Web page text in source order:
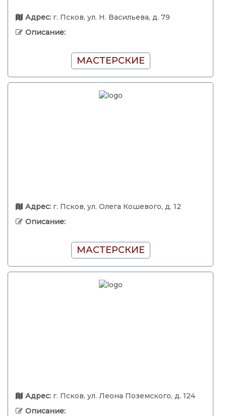
Адрес: г. Псков, ул. Н. Васильева, д. 79
Описание:
МАСТЕРСКИЕ
Адрес: г. Псков, ул. Олега Кошевого, д. 12
Описание:
МАСТЕРСКИЕ
Адрес: г. Псков, ул. Леона Поземского, д. 124
Описание: